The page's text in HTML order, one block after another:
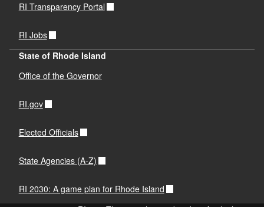
RI Transparency Portal
RI Jobs
State of Rhode Island
Office of the Governor
RI.gov
Elected Officials
State Agencies (A-Z)
RI 2030: A game plan for Rhode Island